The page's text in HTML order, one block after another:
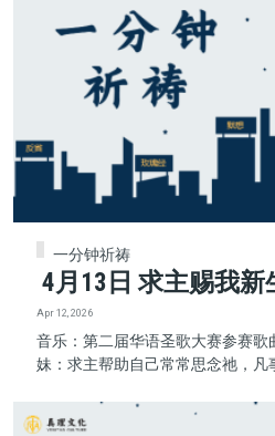
一分钟祈祷
4月13日 求主赐我新
Apr 12, 2026
音乐：第二届华语圣歌大赛参赛歌
妹：求主帮助自己常常思念祂，凡